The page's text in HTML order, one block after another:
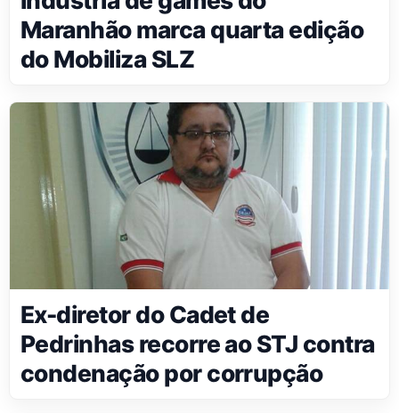
Maranhão marca quarta edição
do Mobiliza SLZ
Ex-diretor do Cadet de
Pedrinhas recorre ao STJ contra
condenação por corrupção